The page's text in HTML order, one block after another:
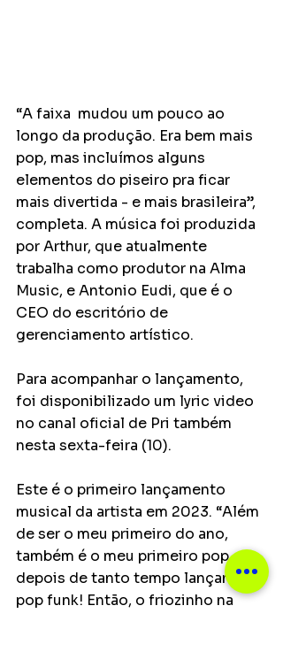
“A faixa  mudou um pouco ao
longo da produção. Era bem mais
pop, mas incluímos alguns
elementos do piseiro pra ficar
mais divertida - e mais brasileira”,
completa. A música foi produzida
por Arthur, que atualmente
trabalha como produtor na Alma
Music, e Antonio Eudi, que é o
CEO do escritório de
gerenciamento artístico.
Para acompanhar o lançamento,
foi disponibilizado um lyric video
no canal oficial de Pri também
nesta sexta-feira (10).
Este é o primeiro lançamento
musical da artista em 2023. “Além
de ser o meu primeiro do ano,
também é o meu primeiro pop
depois de tanto tempo lançando
pop funk! Então, o friozinho na